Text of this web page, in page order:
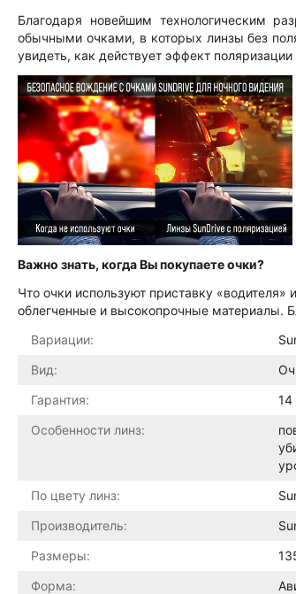
Благодаря новейшим технологическим
обычными очками, в которых линзы без
увидеть, как действует эффект поляризации
Важно знать, когда Вы покупаете очки?
Что очки используют приставку «водителя»
облегченные и высокопрочные материалы.
Вариации:
Вид:
Гарантия:
14
Особенности линз:
По цвету линз:
Производитель:
Размеры:
Форма: